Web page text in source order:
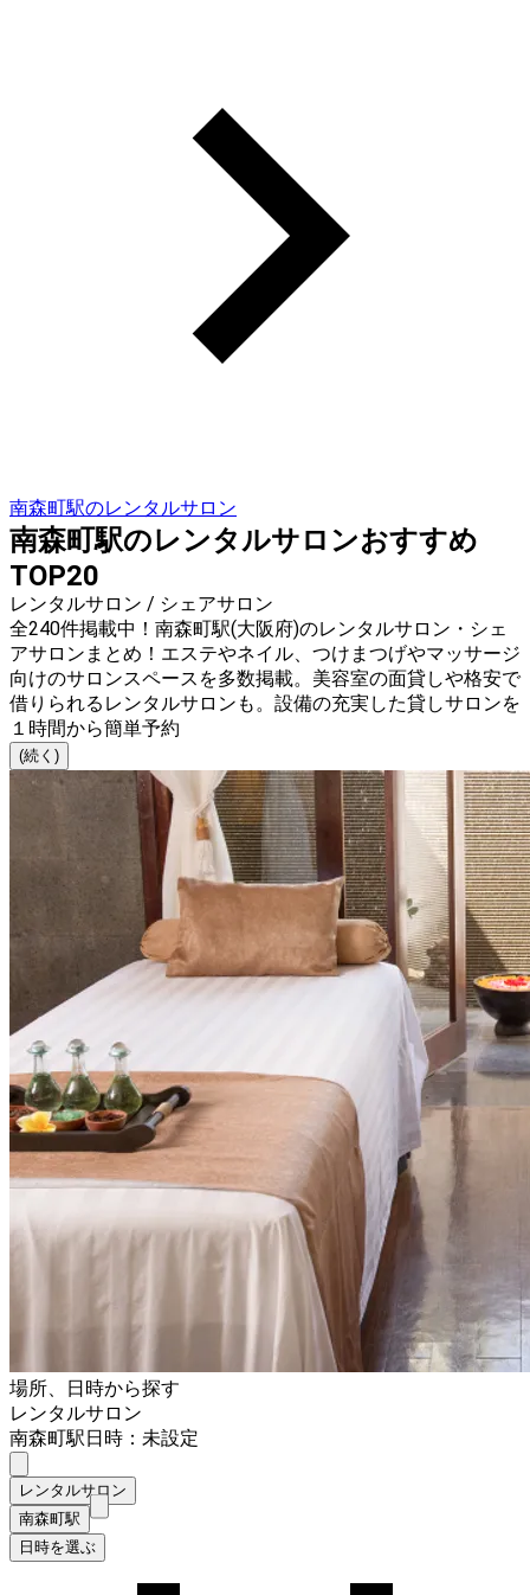
南森町駅のレンタルサロン
南森町駅のレンタルサロンおすすめ
TOP20
レンタルサロン / シェアサロン
全240件掲載中！南森町駅(大阪府)のレンタルサロン・シェ
アサロンまとめ！エステやネイル、つけまつげやマッサージ
向けのサロンスペースを多数掲載。美容室の面貸しや格安で
借りられるレンタルサロンも。設備の充実した貸しサロンを
１時間から簡単予約
(続く)
場所、日時から探す
レンタルサロン
南森町駅日時：未設定
レンタルサロン
南森町駅
日時を選ぶ